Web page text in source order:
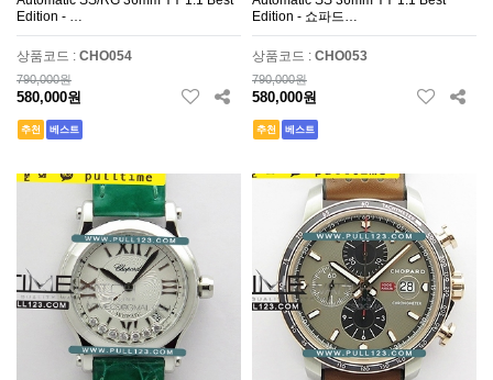
Edition - …
상품코드 : CHO054
790,000원
580,000원
추천 베스트
Edition - 쇼파드…
상품코드 : CHO053
790,000원
580,000원
추천 베스트